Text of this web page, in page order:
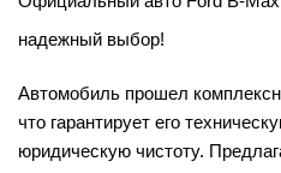
надежный выбор!
Автомобиль прошел
что гарантирует его
юридическую чистоту.